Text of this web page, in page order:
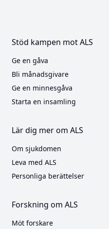
Stöd kampen mot ALS
Ge en gåva
Bli månadsgivare
Ge en minnesgåva
Starta en insamling
Lär dig mer om ALS
Om sjukdomen
Leva med ALS
Personliga berättelser
Forskning om ALS
Möt forskare